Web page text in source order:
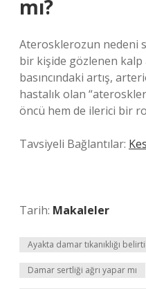
mı?
Aterosklerozun nedeni
bir kişide gözlenen kalp
basıncındaki artış,
hastalık olan
öncü hem de ilerici bir
Tavsiyeli Bağlantılar:
Tarih: Makaleler
Ayakta damar tıkanıklığı
Damar sertliği ağrı yapar mı